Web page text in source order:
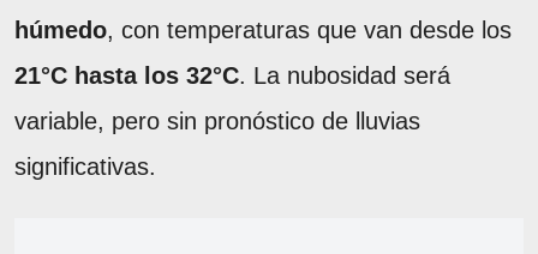
húmedo, con temperaturas que van desde los
21°C hasta los 32°C. La nubosidad será
variable, pero sin pronóstico de lluvias
significativas.